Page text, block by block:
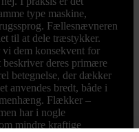
type maskine,
Fællesnævneren
til at dele træstykker.
dem konsekvent for
deres primære
betegnelse, der dækker
anvendes bredt, både i
Flækker –
har i nogle
mindre kraftige